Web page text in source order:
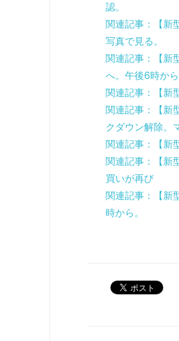
認。
関連記事：【新
写真で見る。
関連記事：【新
へ。午後6時か
関連記事：【新
関連記事：【新
クダウン解除。
関連記事：【新
関連記事：【新
買いが再び
関連記事：【新
時から。